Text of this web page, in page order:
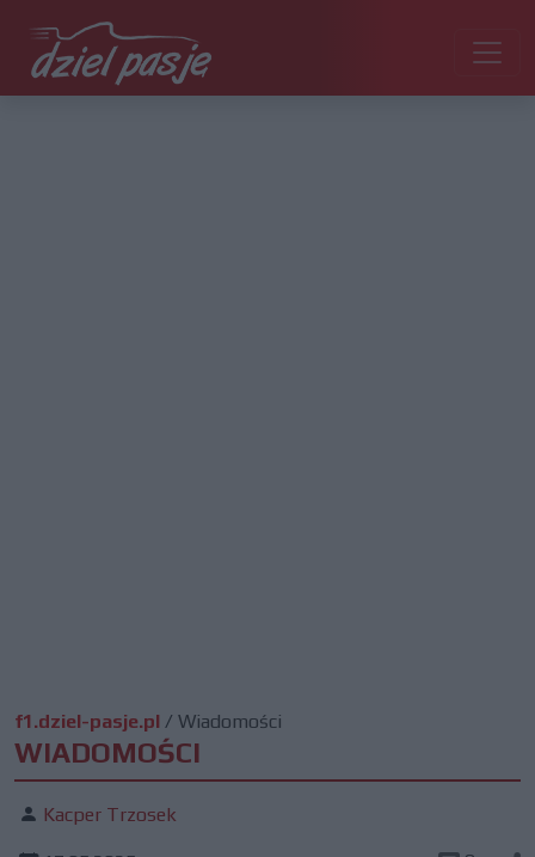
f1.dziel-pasje.pl / Wiadomości
WIADOMOŚCI
Kacper Trzosek